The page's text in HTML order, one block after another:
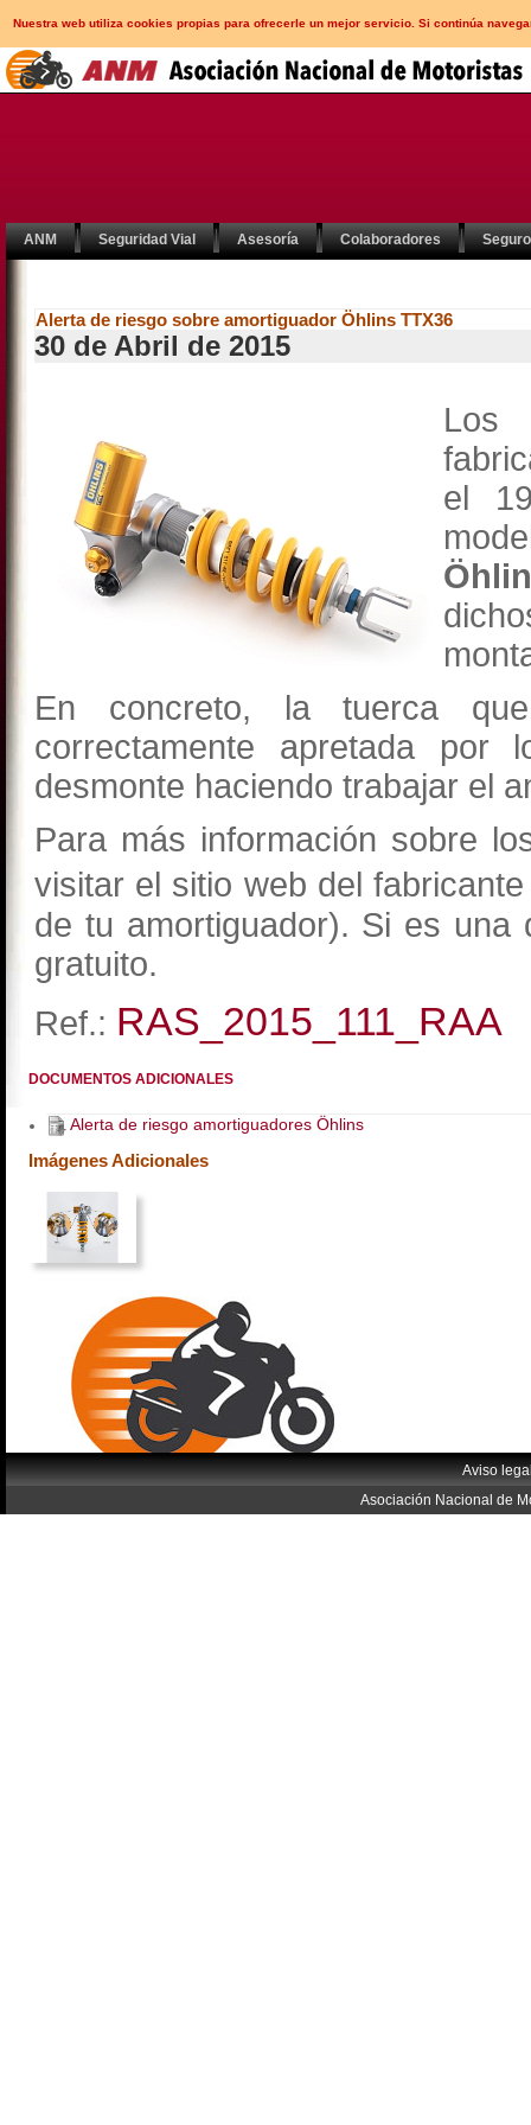
Nuestra web utiliza cookies propias para ofrecerle un mejor servicio. Si continúa
ANM Seguridad Vial Asesoría Colaboradores
Alerta de riesgo sobre amortiguador Öhlins TTX36
30 de Abril de 2015
Los
el
En concreto, la tuerca
correctamente apretada
desmonte haciendo trabajar el
Para más información sobre
visitar el sitio web del
de tu amortiguador). Si es
gratuito.
Ref.: RAS_2015_111_RAA
DOCUMENTOS ADICIONALES
Alerta de riesgo amortiguadores Öhlins
Imágenes Adicionales
Aviso
Asociación Nacional de